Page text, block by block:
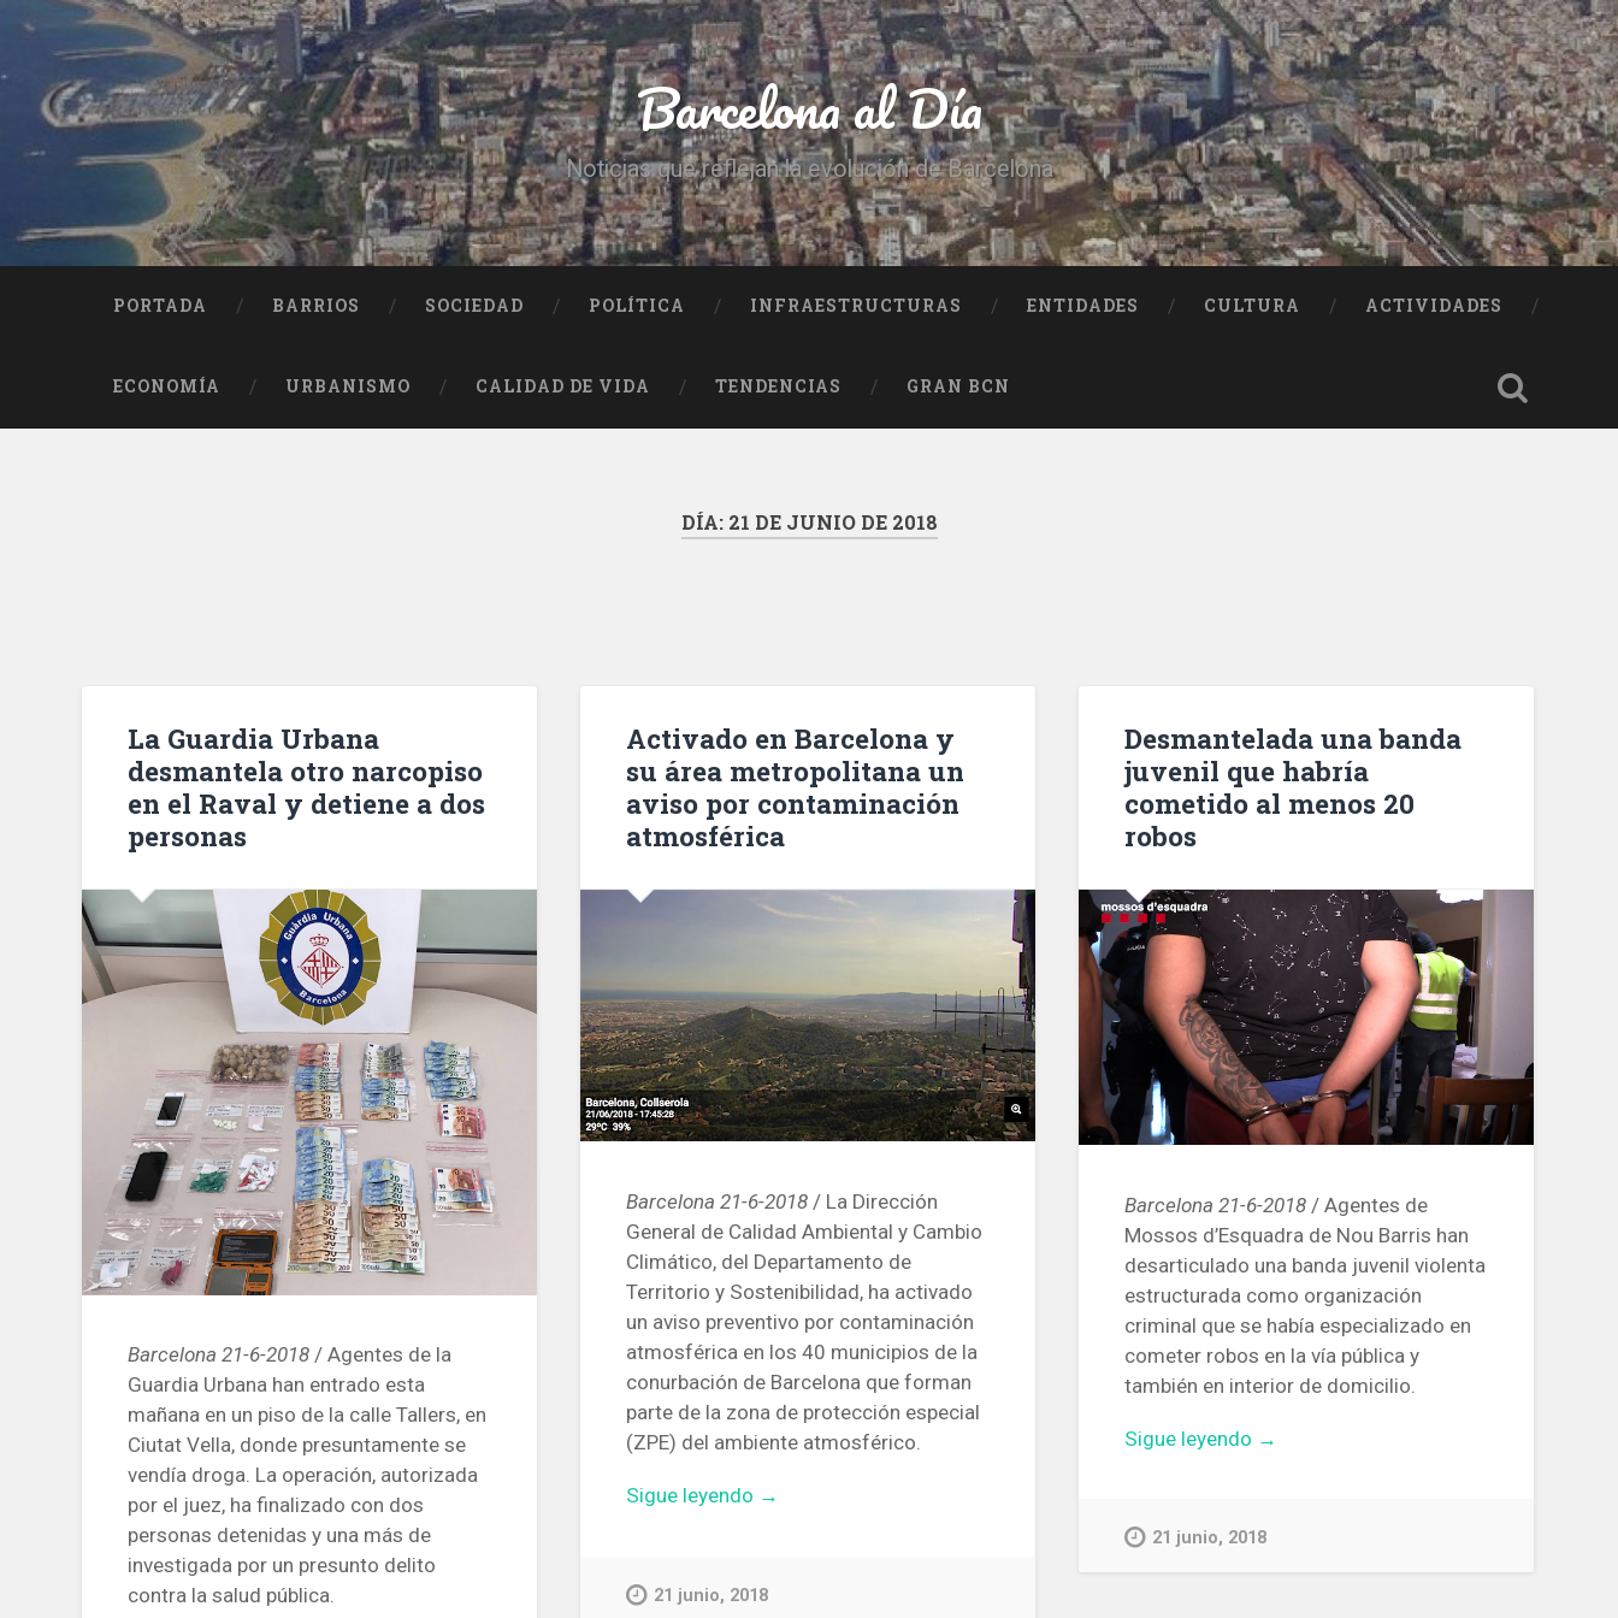
contenido
Buscar
Barcelona al Día
Noticias que reflejan la evolución de Barcelona
PORTADA BARRIOS SOCIEDAD POLÍTICA INFRAESTRUCTURAS ENTIDADES CULTURA ACTIVIDADES
ECONOMÍA URBANISMO CALIDAD DE VIDA TENDENCIAS GRAN BCN
DÍA: 21 DE JUNIO DE 2018
La Guardia Urbana
desmantela otro narcopiso
en el Raval y detiene a dos
personas
Barcelona 21-6-2018 / Agentes de la
Guardia Urbana han entrado esta
mañana en un piso de la calle Tallers, en
Ciutat Vella, donde presuntamente se
vendía droga. La operación, autorizada
por el juez, ha finalizado con dos
personas detenidas y una más de
investigada por un presunto delito
contra la salud pública.
Activado en Barcelona y
su área metropolitana un
aviso por contaminación
atmosférica
Barcelona 21-6-2018 / La Dirección
General de Calidad Ambiental y Cambio
Climático, del Departamento de
Territorio y Sostenibilidad, ha activado
un aviso preventivo por contaminación
atmosférica en los 40 municipios de la
conurbación de Barcelona que forman
parte de la zona de protección especial
(ZPE) del ambiente atmosférico.
Sigue leyendo «Activado
y
→
21 junio, 2018
Desmantelada una banda
juvenil que habría
cometido al menos 20
robos
Barcelona 21-6-2018 / Agentes de
Mossos d’Esquadra de Nou Barris han
desarticulado una banda juvenil violenta
estructurada como organización
criminal que se había especializado en
cometer robos en la vía pública y
también en interior de domicilio.
Sigue leyendo «Desmantelada
juvenil
→
21 junio, 2018